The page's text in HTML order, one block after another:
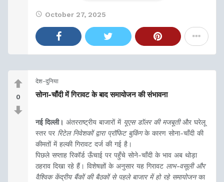
October 27, 2025
0
देश-दुनिया
सोना-चाँदी में गिरावट के बाद समायोजन की संभावना
नई दिल्ली। अंतरराष्ट्रीय बाजारों में यूएस डॉलर की मजबूतीऔर घरेलू
स्तर पर रिटेल निवेशकों द्वारा प्रॉफिट बुकिंगके कारण सोना-चाँदी की
कीमतों में हल्की गिरावट दर्ज की गई है।
पिछले सप्ताह रिकॉर्ड ऊँचाई पर पहुँचे सोने-चाँदी के भाव अब थोड़ा
ठहराव दिखा रहे हैं। विशेषज्ञों के अनुसार यह गिरावट लाभ-वसूली और
वैश्विक केंद्रीय बैंकों की बैठकों से पहले बाजार में हो रहे समायोजनका